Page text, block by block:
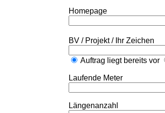
Homepage
BV / Projekt / Ihr Zeichen
Auftrag liegt bereits vor
Laufende Meter
Längenanzahl